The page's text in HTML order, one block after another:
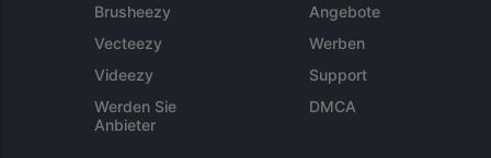
Brusheezy
Vecteezy
Videezy
Werden Sie
Anbieter
Angebote
Werben
Support
DMCA